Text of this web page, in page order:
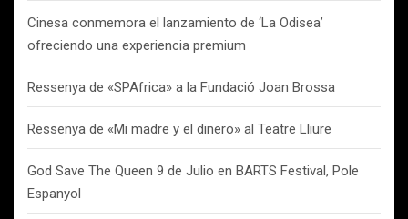
Cinesa conmemora el lanzamiento de ‘La Odisea’
ofreciendo una experiencia premium
Ressenya de «SPAfrica» a la Fundació Joan Brossa
Ressenya de «Mi madre y el dinero» al Teatre Lliure
God Save The Queen 9 de Julio en BARTS Festival, Pole
Espanyol